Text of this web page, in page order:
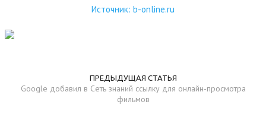
Источник: b-online.ru
ПРЕДЫДУЩАЯ СТАТЬЯ
Google добавил в Сеть знаний ссылку для онлайн-просмотра
фильмов